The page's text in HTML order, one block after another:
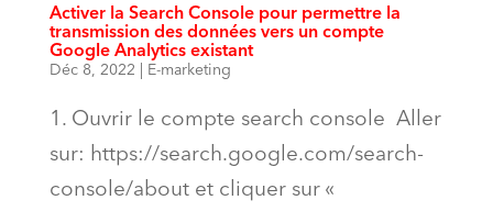
Activer la Search Console pour permettre la
transmission des données vers un compte
Google Analytics existant
Déc 8, 2022 E-marketing
1. Ouvrir le compte search console Aller
sur: https://search.google.com/search-
console/about et cliquer sur «